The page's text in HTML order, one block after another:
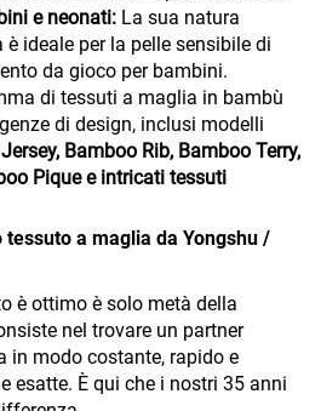
e neonati: La sua natura
ideale per la pelle sensibile di
da gioco per bambini.
di tessuti a maglia in bambù
di design, inclusi modelli
Bamboo Rib, Bamboo Terry,
Pique e intricati tessuti
tessuto a maglia da Yongshu /
è ottimo è solo metà della
nel trovare un partner
in modo costante, rapido e
esatte. È qui che i nostri 35 anni